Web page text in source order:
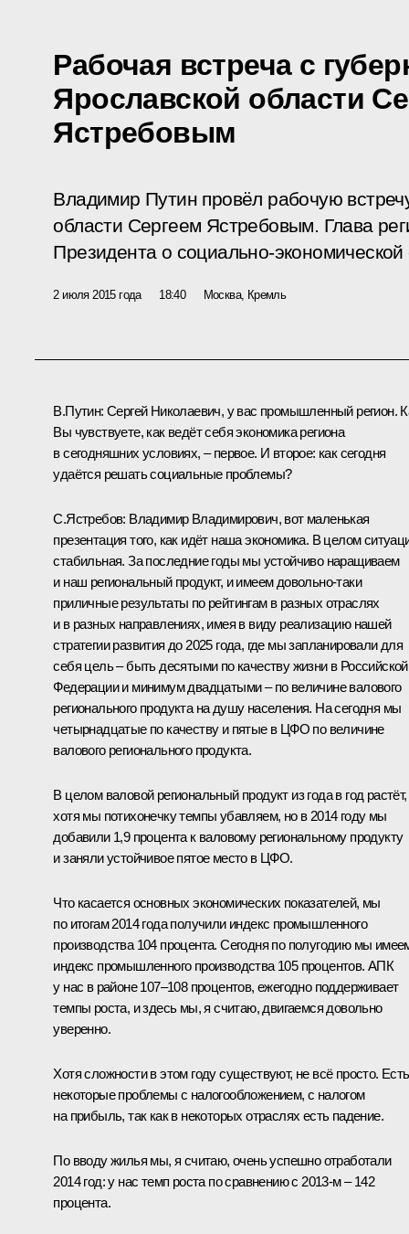
Рабочая встреча с
Ярославской области
Ястребовым
Владимир Путин провёл рабочую
области Сергеем Ястребовым. Глава
Президента о социально-экономической
2 июля 2015 года 18:40 Москва, Кремль
В.Путин: Сергей Николаевич, у вас промышленный регион.
Вы чувствуете, как ведёт себя экономика региона
в сегодняшних условиях, – первое. И второе: как сегодня
удаётся решать социальные проблемы?
С.Ястребов: Владимир Владимирович, вот маленькая
презентация того, как идёт наша экономика. В целом
стабильная. За последние годы мы устойчиво наращиваем
и наш региональный продукт, и имеем довольно‑таки
приличные результаты по рейтингам в разных отраслях
и в разных направлениях, имея в виду реализацию нашей
стратегии развития до 2025 года, где мы запланировали для
себя цель – быть десятыми по качеству жизни в Российской
Федерации и минимум двадцатыми – по величине валового
регионального продукта на душу населения. На сегодня мы
четырнадцатые по качеству и пятые в ЦФО по величине
валового регионального продукта.
В целом валовой региональный продукт из года в год растёт,
хотя мы потихонечку темпы убавляем, но в 2014 году мы
добавили 1,9 процента к валовому региональному продукту
и заняли устойчивое пятое место в ЦФО.
Что касается основных экономических показателей, мы
по итогам 2014 года получили индекс промышленного
производства 104 процента. Сегодня по полугодию мы
индекс промышленного производства 105 процентов. АПК
у нас в районе 107–108 процентов, ежегодно поддерживает
темпы роста, и здесь мы, я считаю, двигаемся довольно
уверенно.
Хотя сложности в этом году существуют, не всё просто. Есть
некоторые проблемы с налогообложением, с налогом
на прибыль, так как в некоторых отраслях есть падение.
По вводу жилья мы, я считаю, очень успешно отработали
2014 год: у нас темп роста по сравнению с 2013-м – 142
процента.